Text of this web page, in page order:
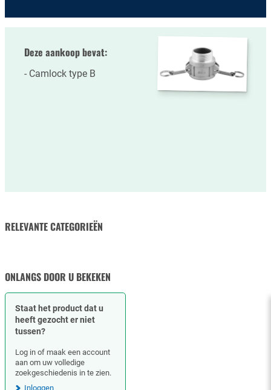
Deze aankoop bevat:
Camlock type B
RELEVANTE CATEGORIEËN
ONLANGS DOOR U BEKEKEN
Staat het product dat u
heeft gezocht er niet
tussen?
Log in of maak een account
aan om uw volledige
zoekgeschiedenis in te zien.
Inloggen